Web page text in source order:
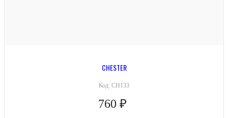
CHESTER
Код: CH133
760 ₽